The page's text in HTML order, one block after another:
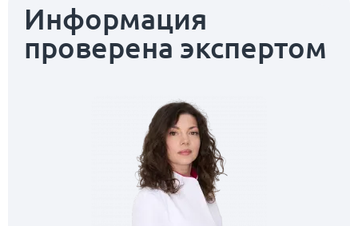
Информация
проверена экспертом